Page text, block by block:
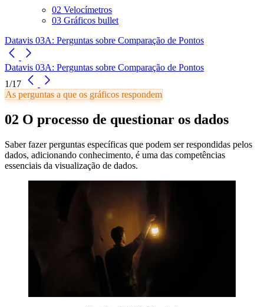
02 Velocímetros
03 Gráficos bullet
Datavis 03A: Perguntas sobre Comparação de Pontos
Datavis 03A: Perguntas sobre Comparação de Pontos
1/17
As perguntas a que os gráficos respondem
02 O processo de questionar os dados
Saber fazer perguntas específicas que podem ser respondidas pelos
dados, adicionando conhecimento, é uma das competências
essenciais da visualização de dados.